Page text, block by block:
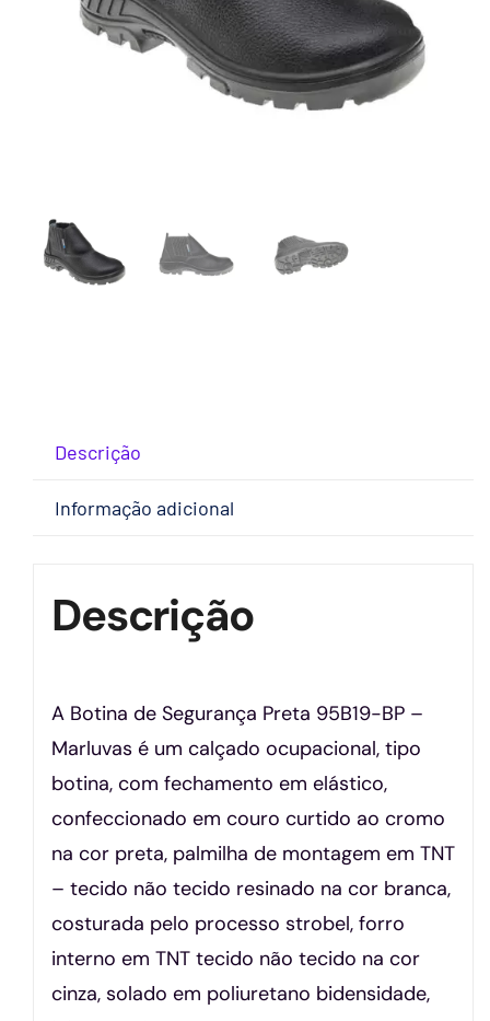
Descrição
Informação adicional
Descrição
A Botina de Segurança Preta 95B19-BP –
Marluvas é um calçado ocupacional, tipo
botina, com fechamento em elástico,
confeccionado em couro curtido ao cromo
na cor preta, palmilha de montagem em TNT
– tecido não tecido resinado na cor branca,
costurada pelo processo strobel, forro
interno em TNT tecido não tecido na cor
cinza, solado em poliuretano bidensidade,